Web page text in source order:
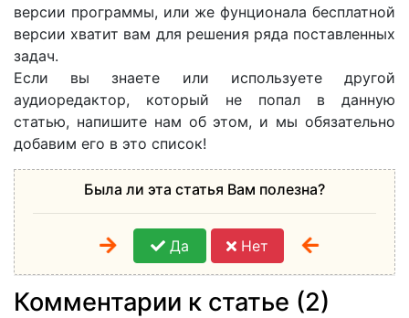
версии программы, или же фунционала бесплатной
версии хватит вам для решения ряда поставленных
задач.
Если вы знаете или используете другой
аудиоредактор, который не попал в данную
статью, напишите нам об этом, и мы обязательно
добавим его в это список!
Была ли эта статья Вам полезна?
Да Нет
Комментарии к статье (2)